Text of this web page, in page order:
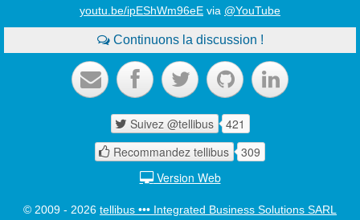
youtu.be/ipEShWm96eE via @YouTube
Continuons la discussion !
    
 Suivez @tellibus 421
 Recommandez tellibus 309
Version Web
© 2009 - 2026 tellibus ••• Integrated Business Solutions SARL